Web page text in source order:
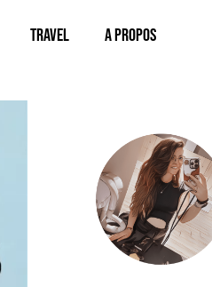
Travel A Propos